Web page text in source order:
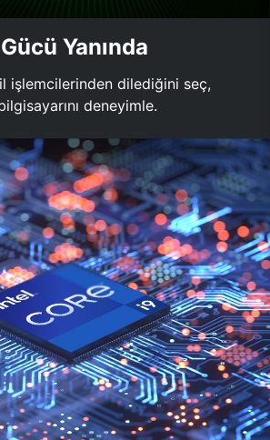
Yanında
işlemcilerinden dilediğini seç,
deneyimle.